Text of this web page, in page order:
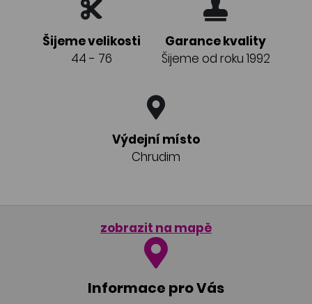
Šijeme velikosti
44 - 76
Garance kvality
Šijeme od roku 1992
Výdejní místo
Chrudim
zobrazit na mapě
Informace pro Vás